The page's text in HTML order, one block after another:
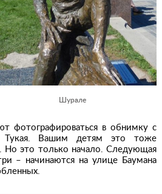
Шурале
фотографироваться в обнимку с
Тукая. Вашим детям это тоже
Но это только начало. Следующая
– начинаются на улице Баумана